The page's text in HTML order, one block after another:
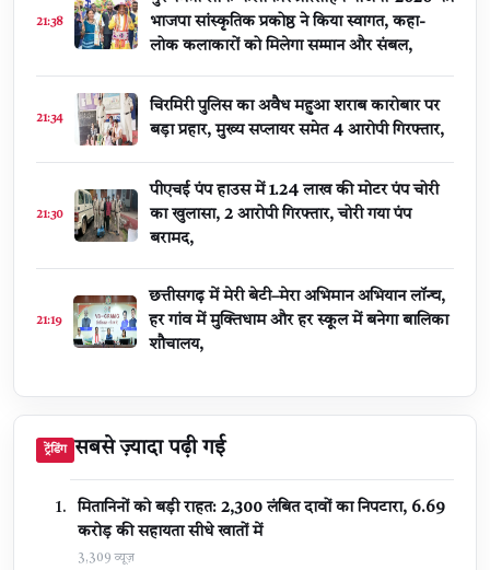
21:38
भाजपा सांस्कृतिक प्रकोष्ठ ने किया स्वागत, कहा-
लोक कलाकारों को मिलेगा सम्मान और संबल,
21:34
चिरमिरी पुलिस का अवैध महुआ शराब कारोबार पर
बड़ा प्रहार, मुख्य सप्लायर समेत 4 आरोपी गिरफ्तार,
21:30
पीएचई पंप हाउस में 1.24 लाख की मोटर पंप चोरी
का खुलासा, 2 आरोपी गिरफ्तार, चोरी गया पंप
बरामद,
21:19
छत्तीसगढ़ में मेरी बेटी–मेरा अभिमान अभियान लॉन्च,
हर गांव में मुक्तिधाम और हर स्कूल में बनेगा बालिका
शौचालय,
ट्रेंडिंग सबसे ज़्यादा पढ़ी गई
मितानिनों को बड़ी राहत: 2,300 लंबित दावों का निपटारा, ₹6.69
करोड़ की सहायता सीधे खातों में
3,309 व्यूज़